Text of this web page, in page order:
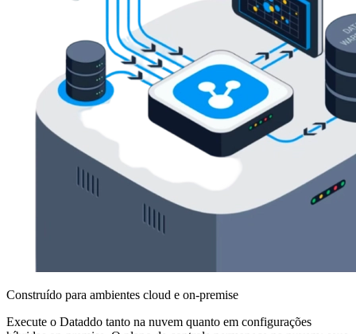
Construído para ambientes cloud e on-premise
Execute o Dataddo tanto na nuvem quanto em configurações